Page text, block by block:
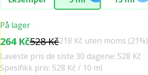
På lager
264 Kč528 Kč218 Kč uten moms (21%)
Laveste pris de siste 30 dagene: 528 Kč
Spesifikk pris: 528 Kč / 10 ml